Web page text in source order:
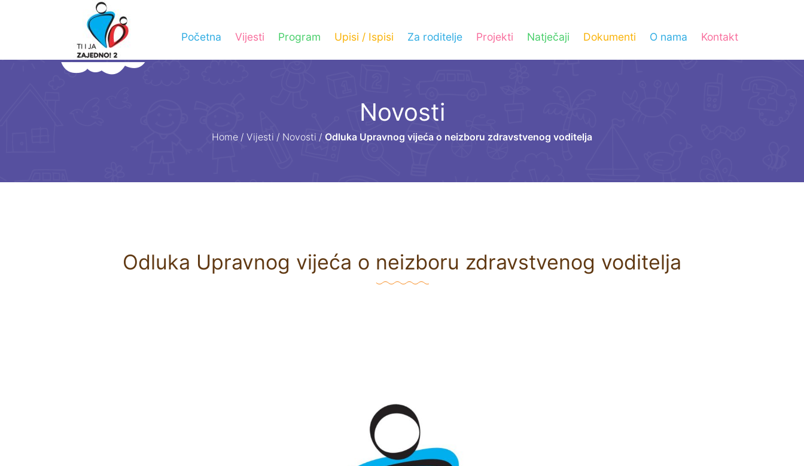
Početna Vijesti Program Upisi / Ispisi Za roditelje Projekti Natječaji Dokumenti O nama Kontakt
Novosti
Home / Vijesti / Novosti / Odluka Upravnog vijeća o neizboru zdravstvenog voditelja
Odluka Upravnog vijeća o neizboru zdravstvenog voditelja